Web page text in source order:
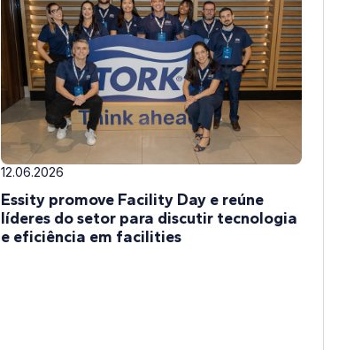
12.06.2026
Essity promove Facility Day e reúne
líderes do setor para discutir tecnologia
e eficiência em facilities